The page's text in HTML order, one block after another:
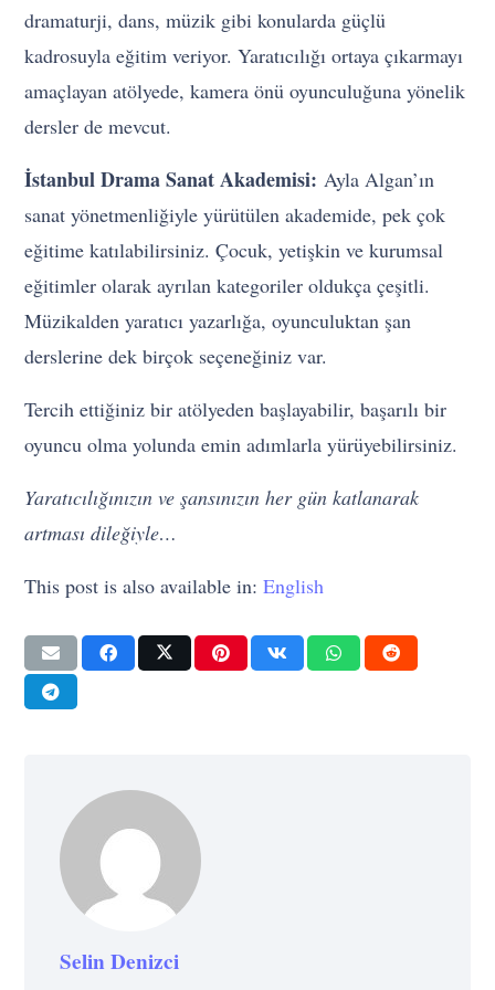
dramaturji, dans, müzik gibi konularda güçlü
kadrosuyla eğitim veriyor. Yaratıcılığı ortaya çıkarmayı
amaçlayan atölyede, kamera önü oyunculuğuna yönelik
dersler de mevcut.
İstanbul Drama Sanat Akademisi:Ayla Algan’ın
sanat yönetmenliğiyle yürütülen akademide, pek çok
eğitime katılabilirsiniz. Çocuk, yetişkin ve kurumsal
eğitimler olarak ayrılan kategoriler oldukça çeşitli.
Müzikalden yaratıcı yazarlığa, oyunculuktan şan
derslerine dek birçok seçeneğiniz var.
Tercih ettiğiniz bir atölyeden başlayabilir, başarılı bir
oyuncu olma yolunda emin adımlarla yürüyebilirsiniz.
Yaratıcılığınızın ve şansınızın her gün katlanarak
artması dileğiyle…
This post is also available in:English
Selin Denizci